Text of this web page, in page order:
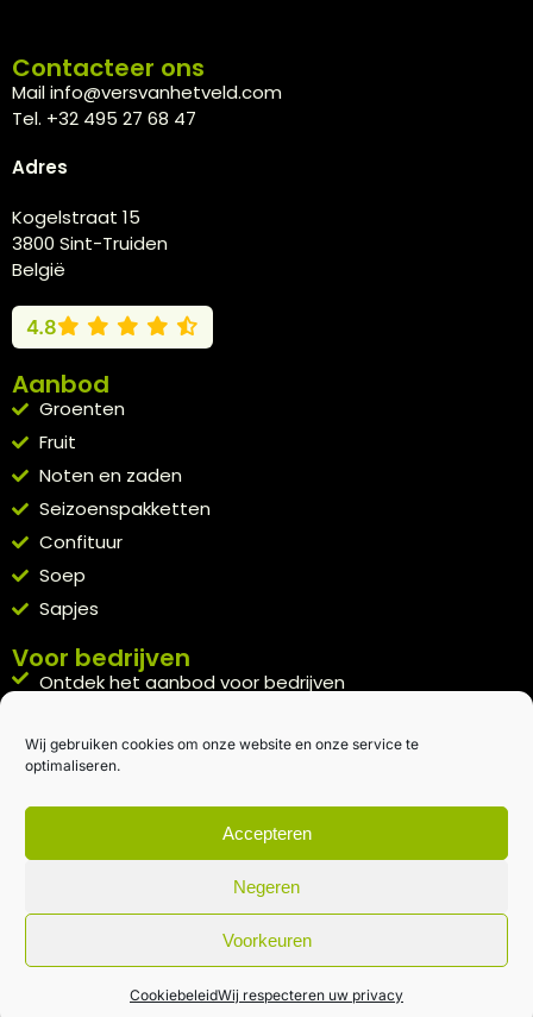
Wij gebruiken cookies om onze website en onze service te
optimaliseren.
Accepteren
Negeren
Voorkeuren
CookiebeleidWij respecteren uw privacy
Contacteer ons
Mail info@versvanhetveld.com
Tel. +32 495 27 68 47
Adres
Kogelstraat 15
3800 Sint-Truiden
België
4.8
Aanbod
Groenten
Fruit
Noten en zaden
Seizoenspakketten
Confituur
Soep
Sapjes
Voor bedrijven
Ontdek het aanbod voor bedrijven
Kennismakingspakket aanvragen
Blijft op de hoogte
Rechtstreeks van het veld naar je inbox.
Inschrijven nieuwsbrief
Algemene voorwaarden|Privacybeleid| gemaakt met door
creativitijd